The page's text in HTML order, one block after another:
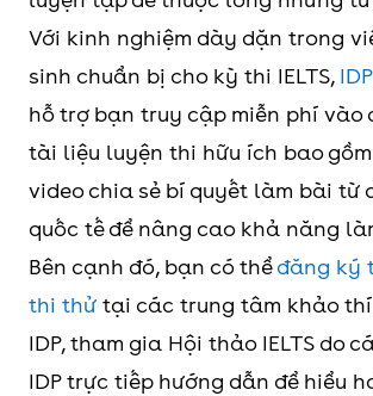
Với kinh nghiệm dày dặn trong
sinh chuẩn bị cho kỳ thi IELTS,
hỗ trợ bạn truy cập miễn phí vào
tài liệu luyện thi hữu ích bao
video chia sẻ bí quyết làm bài từ
quốc tế để nâng cao khả năng
Bên cạnh đó, bạn có thểđăng ký
thi thử tại các trung tâm khảo thí
IDP, tham gia Hội thảo IELTS do
IDP trực tiếp hướng dẫn để hiểu